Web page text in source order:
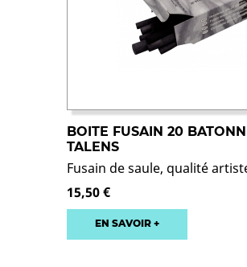
BOITE FUSAIN 20
TALENS
Fusain de saule, qualité
15,50 €
EN SAVOIR +